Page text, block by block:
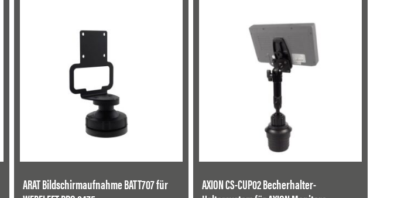
ARAT Bildschirmaufnahme BATT707 für
AXION CS-CUP02 Becherhalter-